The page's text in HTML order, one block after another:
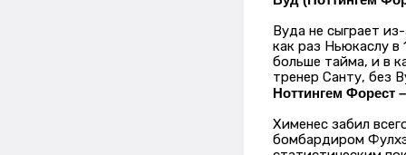
Вуда не сыграет
как раз Ньюкаслу
больше тайма, и в
тренер Санту, без
Ноттингем Форест
Хименес забил
бомбардиром